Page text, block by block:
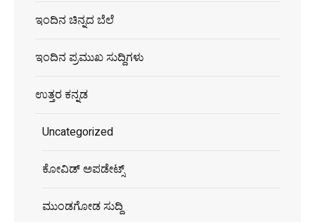
ಇಂದಿನ ಚಿನ್ನದ ಬೆಲೆ
ಇಂದಿನ ಪ್ರಮುಖ ಸುದ್ದಿಗಳು
ಉತ್ತರ ಕನ್ನಡ
Uncategorized
ಕೋವಿಡ್ ಅಪಡೇಟ್ಸ್
ಮುಂಡಗೋಡ ಸುದ್ದಿ